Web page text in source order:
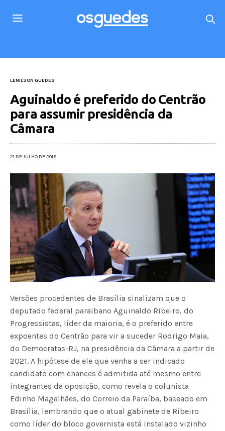
LENILSON GUEDES
Aguinaldo é preferido do Centrão
para assumir presidência da
Câmara
21 DE JULHO DE 2019
Versões procedentes de Brasília sinalizam que o
deputado federal paraibano Aguinaldo Ribeiro, do
Progressistas, líder da maioria, é o preferido entre
expoentes do Centrão para vir a suceder Rodrigo Maia,
do Democratas-RJ, na presidência da Câmara a partir de
2021. A hipótese de ele que venha a ser indicado
candidato com chances é admitida até mesmo entre
integrantes da oposição, como revela o colunista
Edinho Magalhães, do Correio da Paraíba, baseado em
Brasília, lembrando que o atual gabinete de Ribeiro
como líder do bloco governista está instalado vizinho